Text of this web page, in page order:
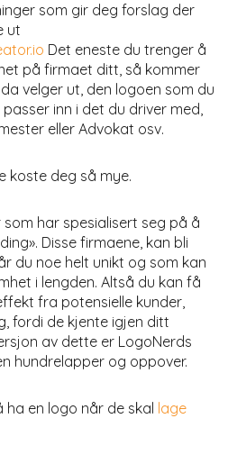
som gir deg forslag der
ut
Det eneste du trenger å
på firmaet ditt, så kommer
velger ut, den logoen som du
inn i det du driver med,
eller Advokat osv.
koste deg så mye.
har spesialisert seg på å
Disse firmaene, kan bli
du noe helt unikt og som kan
i lengden. Altså du kan få
fra potensielle kunder,
fordi de kjente igjen ditt
av dette er LogoNerds
hundrelapper og oppover.
ha en logo når de skal lage